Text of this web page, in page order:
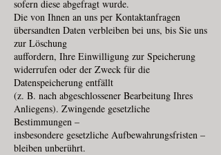
sofern diese abgefragt wurde.
Die von Ihnen an uns per Kontaktanfragen
übersandten Daten verbleiben bei uns, bis Sie uns
zur Löschung
auffordern, Ihre Einwilligung zur Speicherung
widerrufen oder der Zweck für die
Datenspeicherung entfällt
(z. B. nach abgeschlossener Bearbeitung Ihres
Anliegens). Zwingende gesetzliche
Bestimmungen –
insbesondere gesetzliche Aufbewahrungsfristen –
bleiben unberührt.